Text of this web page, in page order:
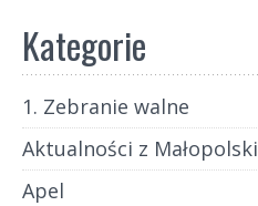
Kategorie
1. Zebranie walne
Aktualności z Małopolski
Apel